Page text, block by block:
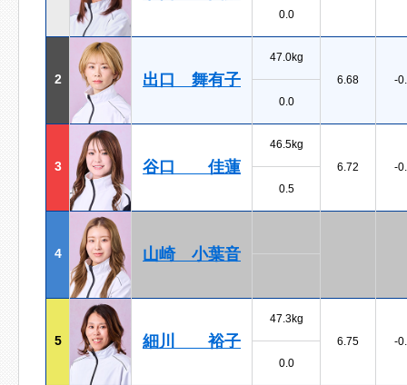
0.0
2 出口 舞有子
47.0kg
6.68
-
0.0
3 谷口 佳蓮
46.5kg
6.72
-
0.5
4 山崎 小葉音
5 細川 裕子
47.3kg
6.75
-
0.0